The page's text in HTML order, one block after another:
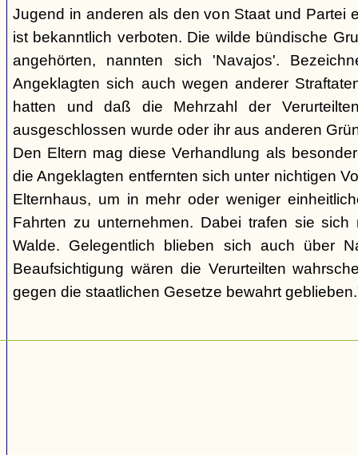
Jugend in anderen als den von Staat und Partei
ist bekanntlich verboten. Die wilde bündische
angehörten, nannten sich 'Navajos'.
Angeklagten sich auch wegen anderer
hatten und daß die Mehrzahl der
ausgeschlossen wurde oder ihr aus anderen
Den Eltern mag diese Verhandlung als
die Angeklagten entfernten sich unter nichtigen
Elternhaus, um in mehr oder weniger
Fahrten zu unternehmen. Dabei trafen sie sich
Walde. Gelegentlich blieben sich auch über
Beaufsichtigung wären die Verurteilten
gegen die staatlichen Gesetze bewahrt